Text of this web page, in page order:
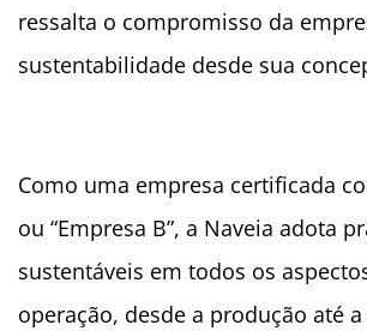
ressalta o compromisso da
sustentabilidade desde sua
Como uma empresa certificada
ou “Empresa B”, a Naveia adota
sustentáveis em todos os
operação, desde a produção até